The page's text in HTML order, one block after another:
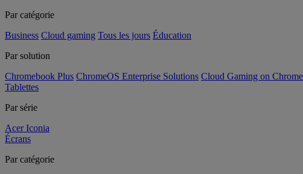
Par catégorie
Business Cloud gaming Tous les jours Éducation
Par solution
Chromebook Plus ChromeOS Enterprise Solutions Cloud Gaming on
Tablettes
Par série
Acer Iconia
Écrans
Par catégorie